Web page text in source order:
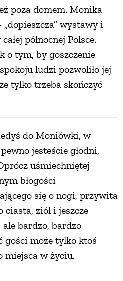
poza domem. Monika
wystawy i
północnej Polsce.
o tym, by goszczenie
ludzi pozwoliło jej
tylko trzeba skończyć
do Moniówki, w
jesteście głodni,
uśmiechniętej
błogości
się o nogi, przywita
ciasta, ziół i jeszcze
ale bardzo, bardzo
gości może tylko ktoś
miejsca w życiu.